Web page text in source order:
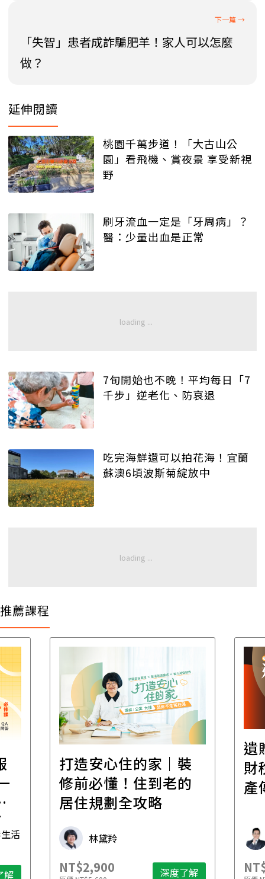
「失智」患者成詐騙肥羊！家人可以怎麼
做？
延伸閱讀
桃園千萬步道！「大古山公
園」看飛機、賞夜景 享受新視
野
刷牙流血一定是「牙周病」？
醫：少量出血是正常
7旬開始也不晚！平均每日「7
千步」逆老化、防哀退
吃完海鮮還可以拍花海！宜蘭
蘇澳6頃波斯菊綻放中
推薦課程
活
解
打造安心住的家｜裝
修前必懂！住到老的
居住規劃全攻略
林黛羚
NT$2,900 深度了解
遺
財
產